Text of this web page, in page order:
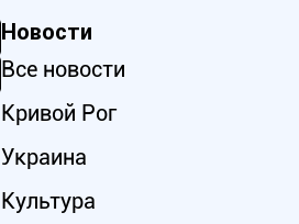
Новости
Все новости
Кривой Рог
Украина
Культура